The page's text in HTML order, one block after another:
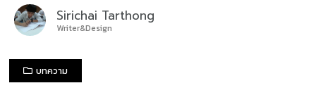
Sirichai Tarthong
Writer&Design
บทความ